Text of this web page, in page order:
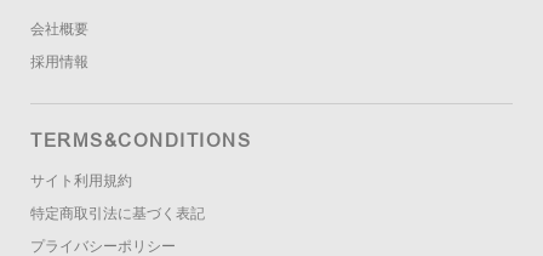
会社概要
採用情報
TERMS&CONDITIONS
サイト利用規約
特定商取引法に基づく表記
プライバシーポリシー